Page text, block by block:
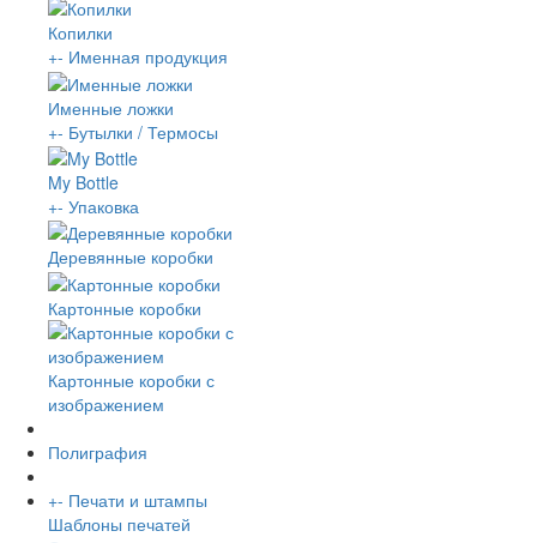
Копилки
+- Именная продукция
Именные ложки
+- Бутылки / Термосы
My Bottle
+- Упаковка
Деревянные коробки
Картонные коробки
Картонные коробки с
изображением
Полиграфия
+- Печати и штампы
Шаблоны печатей